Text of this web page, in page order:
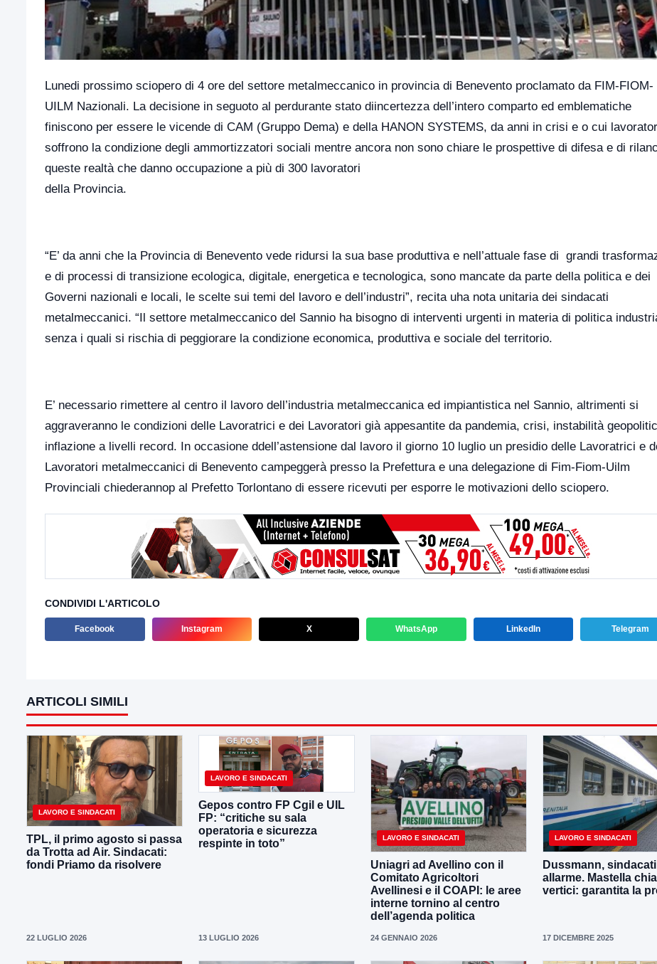
Lunedi prossimo sciopero di 4 ore del settore metalmeccanico in provincia di Benevento proclamato da FIM-FIOM-
UILM Nazionali. La decisione in seguoto al perdurante stato diincertezza dell’intero comparto ed emblematiche
finiscono per essere le vicende di CAM (Gruppo Dema) e della HANON SYSTEMS, da anni in crisi e o cui
soffrono la condizione degli ammortizzatori sociali mentre ancora non sono chiare le prospettive di difesa e di
queste realtà che danno occupazione a più di 300 lavoratori
della Provincia.
“E’ da anni che la Provincia di Benevento vede ridursi la sua base produttiva e nell’attuale fase di grandi
e di processi di transizione ecologica, digitale, energetica e tecnologica, sono mancate da parte della politica e dei
Governi nazionali e locali, le scelte sui temi del lavoro e dell’industri”, recita uha nota unitaria dei sindacati
metalmeccanici. “Il settore metalmeccanico del Sannio ha bisogno di interventi urgenti in materia di politica
senza i quali si rischia di peggiorare la condizione economica, produttiva e sociale del territorio.
E’ necessario rimettere al centro il lavoro dell’industria metalmeccanica ed impiantistica nel Sannio, altrimenti si
aggraveranno le condizioni delle Lavoratrici e dei Lavoratori già appesantite da pandemia, crisi, instabilità
inflazione a livelli record. In occasione ddell’astensione dal lavoro il giorno 10 luglio un presidio delle Lavoratrici e
Lavoratori metalmeccanici di Benevento campeggerà presso la Prefettura e una delegazione di Fim-Fiom-Uilm
Provinciali chiederannop al Prefetto Torlontano di essere ricevuti per esporre le motivazioni dello sciopero.
CONDIVIDI L'ARTICOLO
Facebook Instagram X WhatsApp LinkedIn Telegram
ARTICOLI SIMILI
LAVORO E SINDACATI
TPL, il primo agosto si passa
da Trotta ad Air. Sindacati:
fondi Priamo da risolvere
22 LUGLIO 2026
LAVORO E SINDACATI
Gepos contro FP Cgil e UIL
FP: “critiche su sala
operatoria e sicurezza
respinte in toto”
13 LUGLIO 2026
LAVORO E SINDACATI
Uniagri ad Avellino con il
Comitato Agricoltori
Avellinesi e il COAPI: le aree
interne tornino al centro
dell’agenda politica
24 GENNAIO 2026
LAVORO E SINDACATI
Dussmann,
allarme. Mastella
vertici: garantita la
17 DICEMBRE 2025